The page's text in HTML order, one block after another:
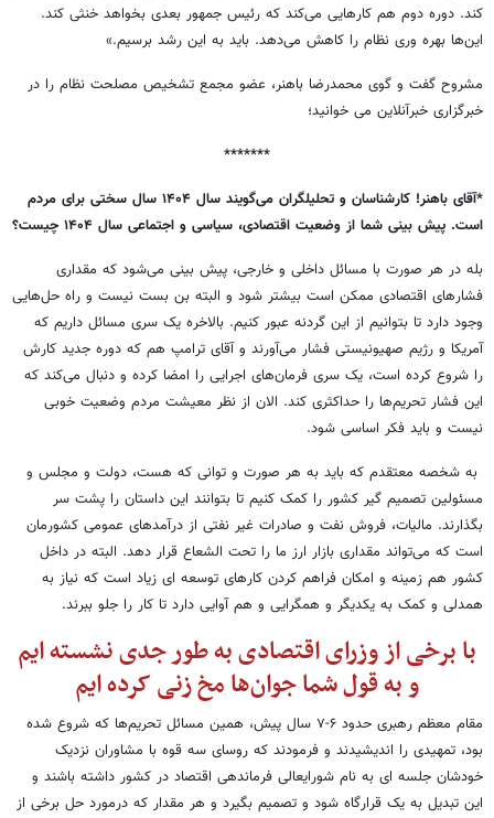
کند. دوره دوم هم کارهایی می‌کند که رئیس جمهور بعدی بخواهد خنثی کند.
این‌ها بهره وری نظام را کاهش می‌دهد. باید به این رشد برسیم.»
مشروح گفت و گوی محمدرضا باهنر، عضو مجمع تشخیص مصلحت نظام را در
خبرگزاری خبرآنلاین می خوانید؛
*******
*آقای باهنر! کارشناسان و تحلیلگران می‌گویند سال ۱۴۰۴ سال سختی برای مردم
است. پیش بینی شما از وضعیت اقتصادی، سیاسی و اجتماعی سال ۱۴۰۴ چیست؟
بله در هر صورت با مسائل داخلی و خارجی، پیش بینی می‌شود که مقداری
فشارهای اقتصادی ممکن است بیشتر شود و البته بن بست نیست و راه حل‌هایی
وجود دارد تا بتوانیم از این گردنه عبور کنیم. بالاخره یک سری مسائل داریم که
آمریکا و رژیم صهیونیستی فشار می‌آورند و آقای ترامپ هم که دوره جدید کارش
را شروع کرده است، یک سری فرمان‌های اجرایی را امضا کرده و دنبال می‌کند که
این فشار تحریم‌ها را حداکثری کند. الان از نظر معیشت مردم وضعیت خوبی
نیست و باید فکر اساسی شود.
به شخصه معتقدم که باید به هر صورت و توانی که هست، دولت و مجلس و
مسئولین تصمیم گیر کشور را کمک کنیم تا بتوانند این داستان را پشت سر
بگذارند. مالیات، فروش نفت و صادرات غیر نفتی از درآمدهای عمومی کشورمان
است که می‌تواند مقداری بازار ارز ما را تحت الشعاع قرار دهد. البته در داخل
کشور هم زمینه و امکان فراهم کردن کارهای توسعه ای زیاد است که نیاز به
همدلی و کمک به یکدیگر و همگرایی و هم آوایی دارد تا کار را جلو ببرند.
با برخی از وزرای اقتصادی به طور جدی نشسته ایم
و به قول شما جوان‌ها مخ زنی کرده ایم
مقام معظم رهبری حدود ۶-۷ سال پیش، همین مسائل تحریم‌ها که شروع شده
بود، تمهیدی را اندیشیدند و فرمودند که روسای سه قوه با مشاوران نزدیک
خودشان جلسه ای به نام شورایعالی فرماندهی اقتصاد در کشور داشته باشند و
این تبدیل به یک قرارگاه شود و تصمیم بگیرد و هر مقدار که درمورد حل برخی از